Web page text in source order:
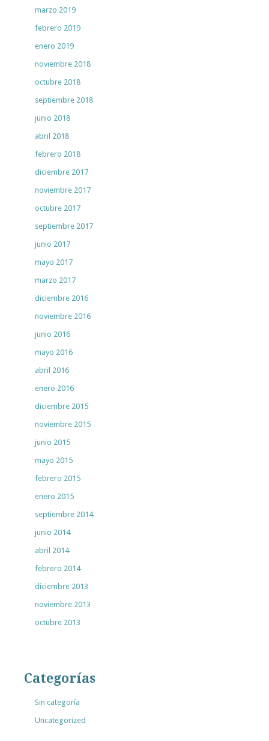
marzo 2019
febrero 2019
enero 2019
noviembre 2018
octubre 2018
septiembre 2018
junio 2018
abril 2018
febrero 2018
diciembre 2017
noviembre 2017
octubre 2017
septiembre 2017
junio 2017
mayo 2017
marzo 2017
diciembre 2016
noviembre 2016
junio 2016
mayo 2016
abril 2016
enero 2016
diciembre 2015
noviembre 2015
junio 2015
mayo 2015
febrero 2015
enero 2015
septiembre 2014
junio 2014
abril 2014
febrero 2014
diciembre 2013
noviembre 2013
octubre 2013
Categorías
Sin categoría
Uncategorized